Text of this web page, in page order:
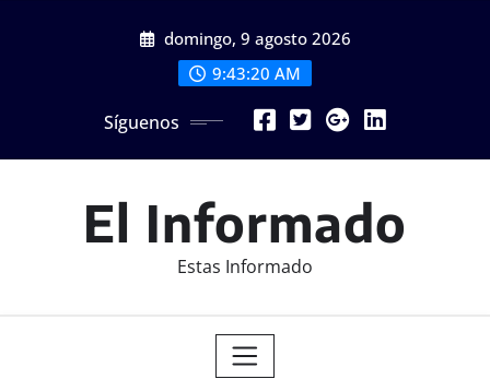
domingo, 9 agosto 2026
9:43:21 AM
Síguenos
El Informado
Estas Informado